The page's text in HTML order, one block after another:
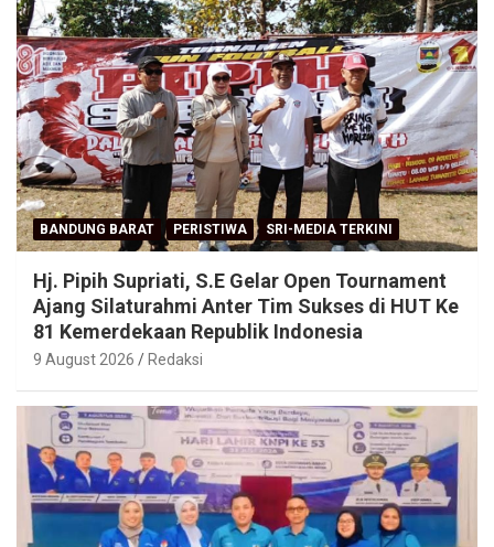
BANDUNG BARAT PERISTIWA SRI-MEDIA TERKINI
Hj. Pipih Supriati, S.E Gelar Open Tournament
Ajang Silaturahmi Anter Tim Sukses di HUT Ke
81 Kemerdekaan Republik Indonesia
9 August 2026 Redaksi